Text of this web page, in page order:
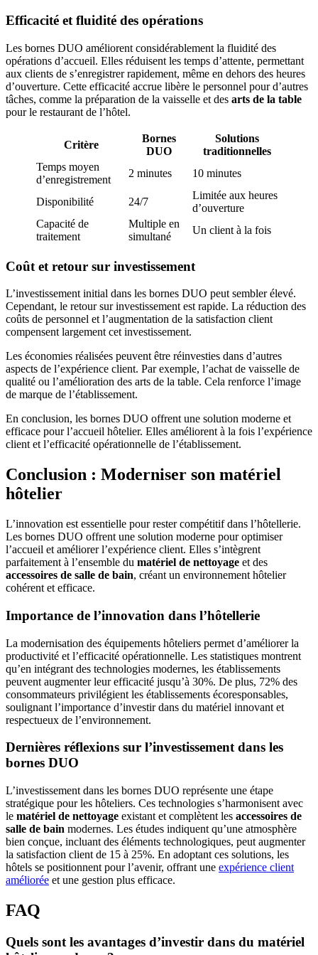
Efficacité et fluidité des opérations
Les bornes DUO améliorent considérablement la fluidité des
opérations d’accueil. Elles réduisent les temps d’attente, permettant
aux clients de s’enregistrer rapidement, même en dehors des heures
d’ouverture. Cette efficacité accrue libère le personnel pour d’autres
tâches, comme la préparation de la vaisselle et des arts de la table
pour le restaurant de l’hôtel.
Critère
Bornes
DUO
Solutions
traditionnelles
Temps moyen
d’enregistrement
2 minutes 10 minutes
Disponibilité 24/7
Limitée aux heures
d’ouverture
Capacité de
traitement
Multiple en
simultané
Un client à la fois
Coût et retour sur investissement
L’investissement initial dans les bornes DUO peut sembler élevé.
Cependant, le retour sur investissement est rapide. La réduction des
coûts de personnel et l’augmentation de la satisfaction client
compensent largement cet investissement.
Les économies réalisées peuvent être réinvesties dans d’autres
aspects de l’expérience client. Par exemple, l’achat de vaisselle de
qualité ou l’amélioration des arts de la table. Cela renforce l’image
de marque de l’établissement.
En conclusion, les bornes DUO offrent une solution moderne et
efficace pour l’accueil hôtelier. Elles améliorent à la fois l’expérience
client et l’efficacité opérationnelle de l’établissement.
Conclusion : Moderniser son matériel
hôtelier
L’innovation est essentielle pour rester compétitif dans l’hôtellerie.
Les bornes DUO offrent une solution moderne pour optimiser
l’accueil et améliorer l’expérience client. Elles s’intègrent
parfaitement à l’ensemble du matériel de nettoyage et des
accessoires de salle de bain, créant un environnement hôtelier
cohérent et efficace.
Importance de l’innovation dans l’hôtellerie
La modernisation des équipements hôteliers permet d’améliorer la
productivité et l’efficacité opérationnelle. Les statistiques montrent
qu’en intégrant des technologies modernes, les établissements
peuvent augmenter leur efficacité jusqu’à 30%. De plus, 72% des
consommateurs privilégient les établissements écoresponsables,
soulignant l’importance d’investir dans du matériel innovant et
respectueux de l’environnement.
Dernières réflexions sur l’investissement dans les
bornes DUO
L’investissement dans les bornes DUO représente une étape
stratégique pour les hôteliers. Ces technologies s’harmonisent avec
le matériel de nettoyage existant et complètent les accessoires de
salle de bain modernes. Les études indiquent qu’une atmosphère
bien conçue, incluant des éléments technologiques, peut augmenter
la satisfaction client de 15 à 25%. En adoptant ces solutions, les
hôtels se positionnent pour l’avenir, offrant une expérience client
améliorée et une gestion plus efficace.
FAQ
Quels sont les avantages d’investir dans du matériel